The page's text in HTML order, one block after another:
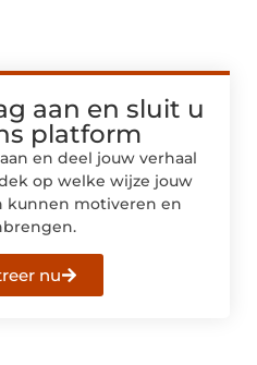
aan en sluit u
platform
en deel jouw verhaal
op welke wijze jouw
kunnen motiveren en
nu